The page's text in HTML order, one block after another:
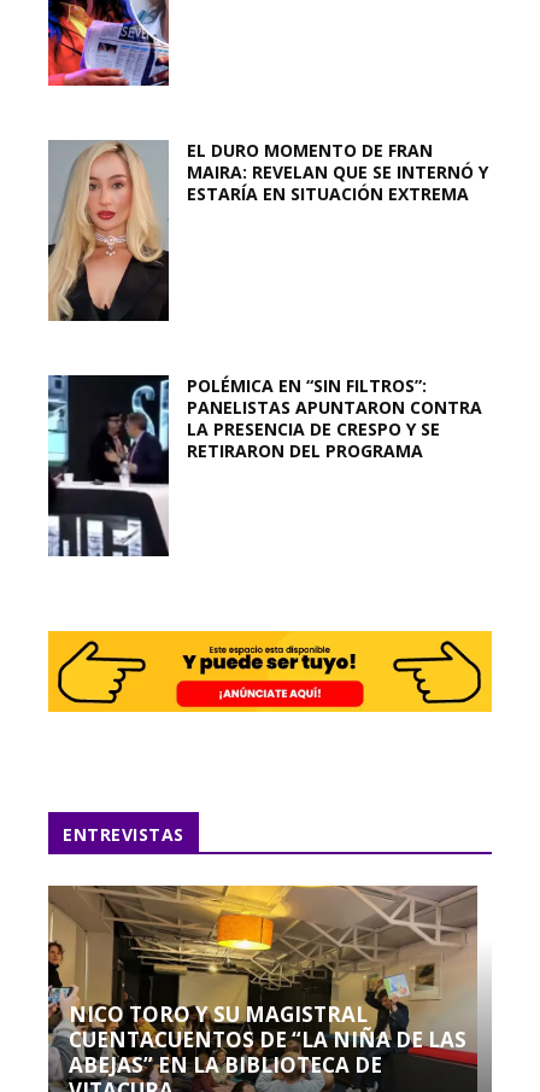
EL DURO MOMENTO DE FRAN
MAIRA: REVELAN QUE SE INTERNÓ Y
ESTARÍA EN SITUACIÓN EXTREMA
POLÉMICA EN “SIN FILTROS”:
PANELISTAS APUNTARON CONTRA
LA PRESENCIA DE CRESPO Y SE
RETIRARON DEL PROGRAMA
ENTREVISTAS
NICO TORO Y SU MAGISTRAL
CUENTACUENTOS DE “LA NIÑA DE LAS
ABEJAS” EN LA BIBLIOTECA DE